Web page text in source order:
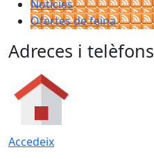
Notícies
Ofertes de feina
Adreces i telèfons
Accedeix